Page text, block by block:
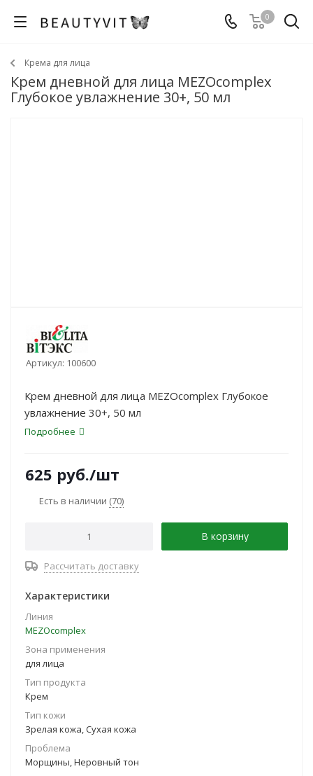
0
Крема для лица
Крем дневной для лица MEZOcomplex
Глубокое увлажнение 30+, 50 мл
Артикул: 100600
Крем дневной для лица MEZOcomplex Глубокое
увлажнение 30+, 50 мл
Подробнее
625 руб./шт
Есть в наличии (70)
В корзину
Рассчитать доставку
Характеристики
Линия
MEZOcomplex
Зона применения
для лица
Тип продукта
Крем
Тип кожи
Зрелая кожа, Сухая кожа
Проблема
Морщины, Неровный тон